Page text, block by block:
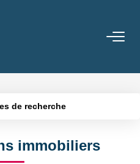
de recherche
immobiliers